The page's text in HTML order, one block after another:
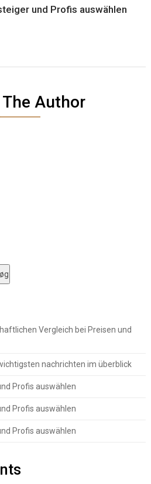
und Profis auswählen
Author
Vergleich bei Preisen und
nachrichten im überblick
Profis auswählen
Profis auswählen
Profis auswählen